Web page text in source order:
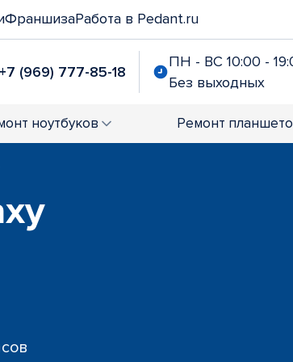
ФраншизаРабота в Pedant.ru
+7 (969) 777-85-18
ПН - ВС 10:00 -
Без выходных
ноутбуков Ремонт